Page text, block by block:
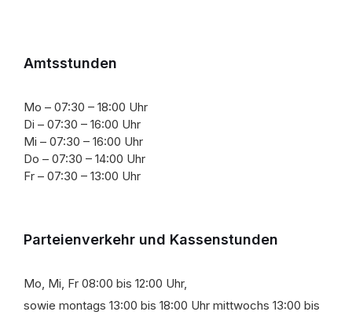
Amtsstunden
Mo – 07:30 – 18:00 Uhr
Di – 07:30 – 16:00 Uhr
Mi – 07:30 – 16:00 Uhr
Do – 07:30 – 14:00 Uhr
Fr – 07:30 – 13:00 Uhr
Parteienverkehr und Kassenstunden
Mo, Mi, Fr 08:00 bis 12:00 Uhr,
sowie montags 13:00 bis 18:00 Uhr mittwochs 13:00 bis